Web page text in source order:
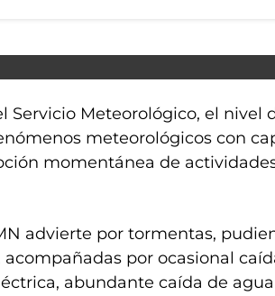
Servicio Meteorológico, el nivel
meteorológicos con
momentánea de
advierte por tormentas,
por ocasional
abundante caída de